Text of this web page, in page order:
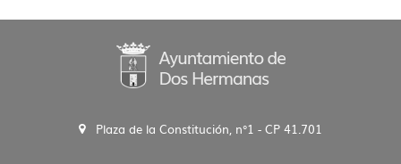
Plaza de la Constitución, n°1 - CP 41.701